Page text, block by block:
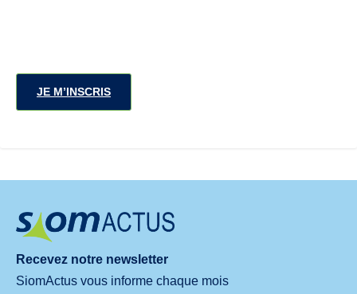
JE M’INSCRIS
Recevez notre newsletter
SiomActus vous informe chaque mois